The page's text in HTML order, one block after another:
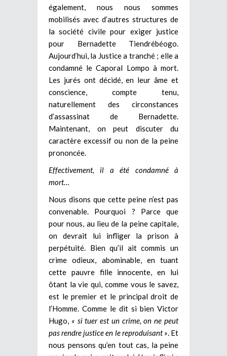
également, nous nous sommes
mobilisés avec d’autres structures de
la société civile pour exiger justice
pour Bernadette Tiendrébéogo.
Aujourd’hui, la Justice a tranché ; elle a
condamné le Caporal Lompo à mort.
Les jurés ont décidé, en leur âme et
conscience, compte tenu,
naturellement des circonstances
d’assassinat de Bernadette.
Maintenant, on peut discuter du
caractère excessif ou non de la peine
prononcée.
Effectivement, il a été condamné à
mort…
Nous disons que cette peine n’est pas
convenable. Pourquoi ? Parce que
pour nous, au lieu de la peine capitale,
on devrait lui infliger la prison à
perpétuité. Bien qu’il ait commis un
crime odieux, abominable, en tuant
cette pauvre fille innocente, en lui
ôtant la vie qui, comme vous le savez,
est le premier et le principal droit de
l’Homme. Comme le dit si bien Victor
Hugo, « si tuer est un crime, on ne peut
pas rendre justice en le reproduisant » . Et
nous pensons qu’en tout cas, la peine